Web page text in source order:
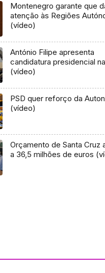
Montenegro garante que
atenção às Regiões
(vídeo)
António Filipe apresenta
candidatura presidencial
(vídeo)
PSD quer reforço da
(vídeo)
Orçamento de Santa Cruz
a 36,5 milhões de euros